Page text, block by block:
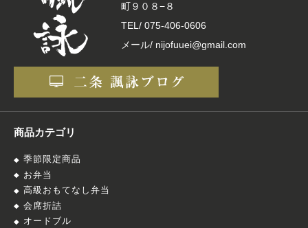
町９０８−８
TEL/ 075-406-0606
メール/ nijofuuei@gmail.com
商品カテゴリ
季節限定商品
お弁当
高級おもてなし弁当
会席折詰
オードブル